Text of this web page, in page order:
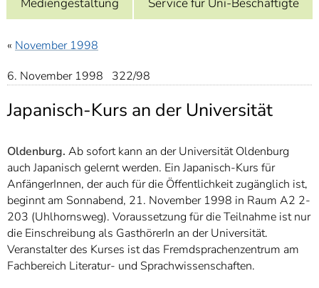
7]
Informationen zur
« November 1998
6. November 1998 322/98
Japanisch-Kurs an der Universität
Oldenburg. Ab sofort kann an der Universität Oldenburg
auch Japanisch gelernt werden. Ein Japanisch-Kurs für
AnfängerInnen, der auch für die Öffentlichkeit zugänglich ist,
beginnt am Sonnabend, 21. November 1998 in Raum A2 2-
203 (Uhlhornsweg). Voraussetzung für die Teilnahme ist nur
die Einschreibung als GasthörerIn an der Universität.
Veranstalter des Kurses ist das Fremdsprachenzentrum am
Fachbereich Literatur- und Sprachwissenschaften.